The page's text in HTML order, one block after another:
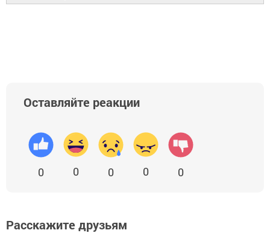
Оставляйте реакции
0 0 0 0 0
Расскажите друзьям